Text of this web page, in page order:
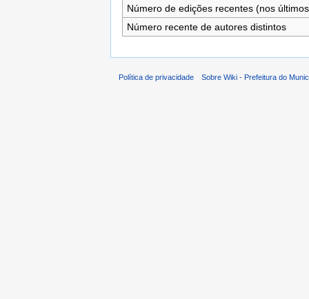
Número de edições recentes (nos
Número recente de autores distintos
Política de privacidade Sobre Wiki - Prefeitura do